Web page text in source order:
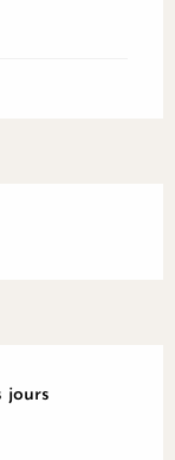
jours